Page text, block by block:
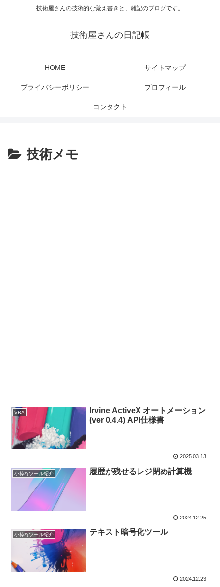
技術屋さんの技術的な覚え書きと、雑記のブログです。
技術屋さんの日記帳
HOME サイトマップ
プライバシーポリシー プロフィール
コンタクト
技術メモ
VBA
Irvine ActiveX オートメーション
(ver 0.4.4) API仕様書
2025.03.13
小粋なツール紹介 履歴が残せるレジ閉め計算機
2024.12.25
小粋なツール紹介 テキスト暗号化ツール
2024.12.23